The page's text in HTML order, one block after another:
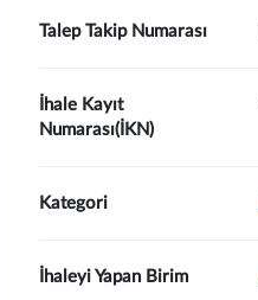
Talep Takip Numarası
İhale Kayıt
Numarası(İKN)
Kategori
İhaleyi Yapan Birim